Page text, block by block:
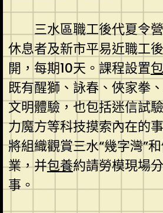
三水區職工後代夏令
休息者及新市平易近職工
開，每期10天。課程設置
既有醒獅、詠春、俠家拳
文明體驗，也包括迷信試
力魔方等科技摸索內在的
將組織觀賞三水“幾字灣”
業，并包養約請勞模現場
事。